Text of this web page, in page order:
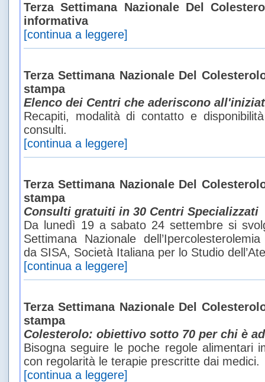
Terza Settimana Nazionale Del
informativa
[continua a leggere]
Terza Settimana Nazionale Del
stampa
Elenco dei Centri che aderiscono
Recapiti, modalità di contatto e
consulti.
[continua a leggere]
Terza Settimana Nazionale Del
stampa
Consulti gratuiti in 30 Centri Specializzati
Da lunedì 19 a sabato 24 settembre si
Settimana Nazionale
da SISA, Società Italiana per lo Studio
[continua a leggere]
Terza Settimana Nazionale Del
stampa
Colesterolo: obiettivo sotto 70 per chi è
Bisogna seguire le poche regole alimentari
con regolarità le terapie prescritte dai medici.
[continua a leggere]